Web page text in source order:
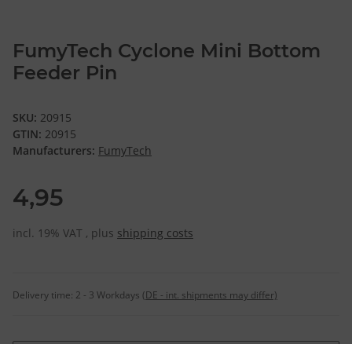
FumyTech Cyclone Mini Bottom
Feeder Pin
SKU: 20915
GTIN: 20915
Manufacturers: FumyTech
4,95
incl. 19% VAT , plus shipping costs
Delivery time: 2 - 3 Workdays (DE - int. shipments may differ)